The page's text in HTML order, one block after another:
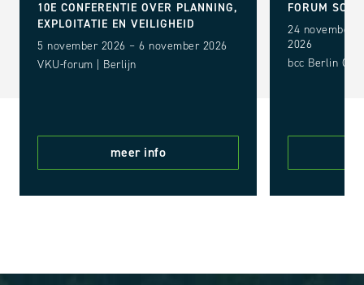
10E CONFERENTIE OVER PLANNING,
EXPLOITATIE EN VEILIGHEID
5 november 2026 – 6 november 2026
VKU-forum | Berlijn
meer info
FORUM
24 november
2026
bcc Berlin